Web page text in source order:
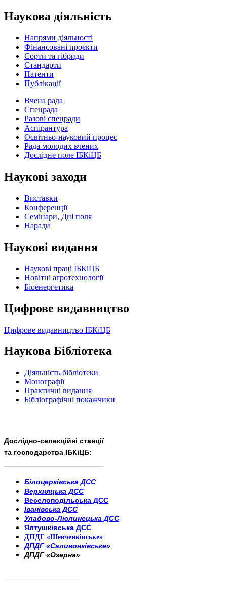
Наукова діяльність
Напрями діяльності
Фінансовані проєкти
Сорти та гібриди
Стандарти
Патенти
Публікації
Вчена рада
Спецрада
Разові спецради
Аспірантура
Освітньо-науковий процес
Рада молодих вчених
Дослідне поле ІБКіЦБ
Наукові заходи
Виставки
Конференції
Семінари, Дні поля
Наради
Наукові видання
Наукові праці ІБКіЦБ
Новітні агротехнології
Бiоенергетика
Цифрове видавництво
Цифрове видавництво ІБКіЦБ
Наукова Бібліотека
Діяльність бібліотеки
Монографії
Практичні видання
Бібліографічні покажчики
Дослідно-селекційні станції
та господарства ІБКіЦБ:
Білоцерківська ДСС
Верхняцька ДСС
Веселоподільська ДСС
Іванівська ДСС
Уладово-Люлинецька ДСС
Ялтушківська ДСС
ДПДГ «Шевченківське»
ДПДГ «Саливонківське»
ДПДГ «Озерна»